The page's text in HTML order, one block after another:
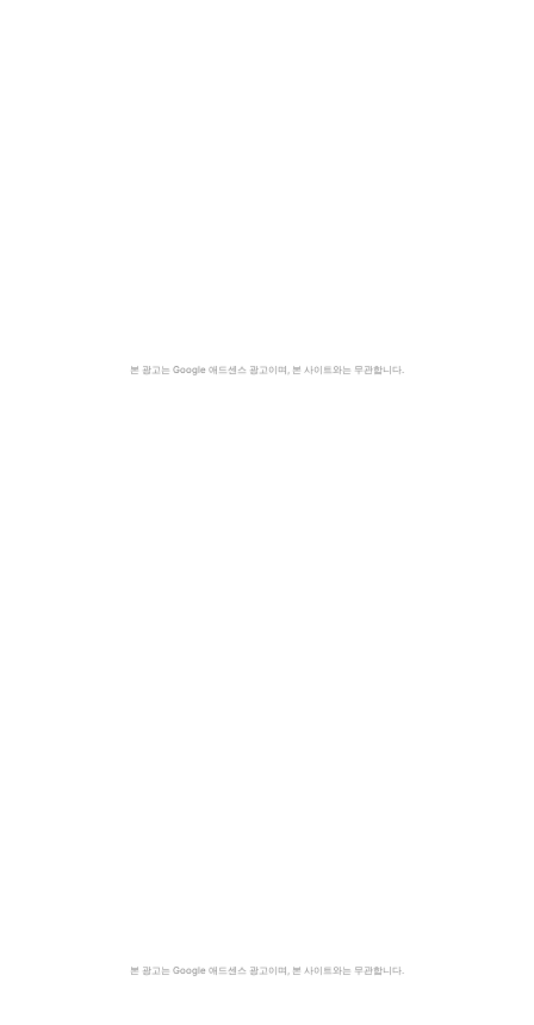
본 광고는 Google 애드센스 광고이며, 본 사이트와는 무관합니다.
본 광고는 Google 애드센스 광고이며, 본 사이트와는 무관합니다.